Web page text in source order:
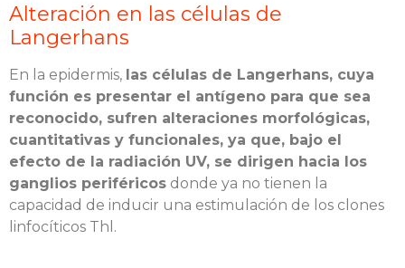
Alteración en las células de
Langerhans
En la epidermis, las células de Langerhans, cuya
función es presentar el antígeno para que sea
reconocido, sufren alteraciones morfológicas,
cuantitativas y funcionales, ya que, bajo el
efecto de la radiación UV, se dirigen hacia los
ganglios periféricos donde ya no tienen la
capacidad de inducir una estimulación de los clones
linfocíticos Thl.